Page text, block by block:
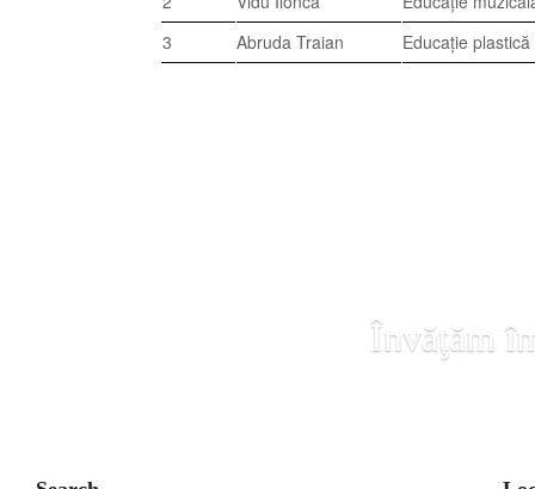
3
Abruda Traian Educație plastică
Învăţăm